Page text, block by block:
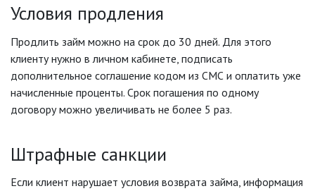
Условия продления
Продлить займ можно на срок до 30 дней. Для этого
клиенту нужно в личном кабинете, подписать
дополнительное соглашение кодом из СМС и оплатить уже
начисленные проценты. Срок погашения по одному
договору можно увеличивать не более 5 раз.
Штрафные санкции
Если клиент нарушает условия возврата займа, информация